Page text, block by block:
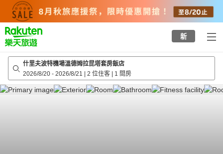
top
page
新
什里夫波特機場溫德姆拉昆塔套房飯店
2026/8/20 - 2026/8/21 | 2 位住客 | 1 間房